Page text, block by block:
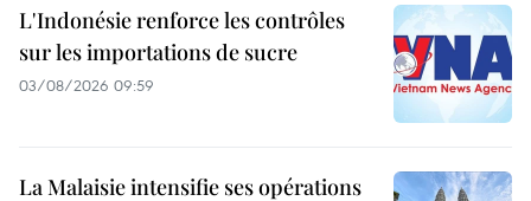
L'Indonésie renforce les contrôles
sur les importations de sucre
03/08/2026 09:59
La Malaisie intensifie ses opérations